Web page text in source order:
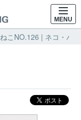
MENU
ねこNO.126 | ネコ・パ